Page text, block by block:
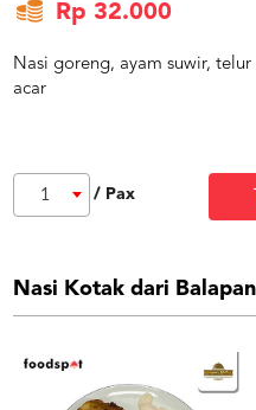
Rp 32.000
Nasi goreng, ayam suwir,
acar
1 / Pax
Nasi Kotak dari